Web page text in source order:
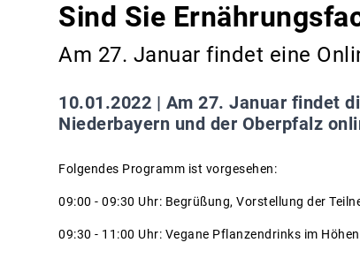
Sind Sie
Am 27. Januar findet eine
10.01.2022 | Am 27. Januar findet
Niederbayern und der Oberpfalz
Folgendes Programm ist vorgesehen:
09:00 - 09:30 Uhr: Begrüßung, Vorstellung der
09:30 - 11:00 Uhr: Vegane Pflanzendrinks im